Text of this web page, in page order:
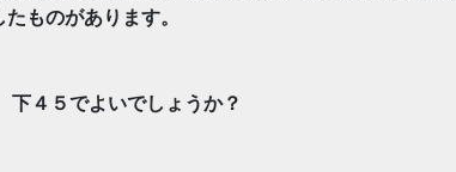
ものがあります。
４５でよいでしょうか？